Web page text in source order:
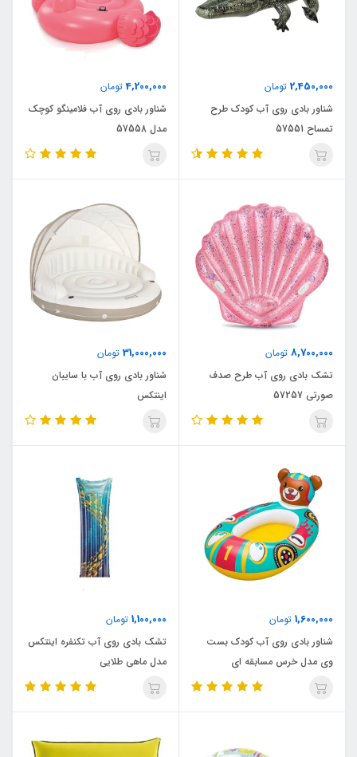
2,450,000 تومان
شناور بادی روی آب کودک طرح
تمساح 57551
4,200,000تومان
شناور بادی روی آب فلامینگو کوچک
مدل 57558
8,700,000 تومان
تشک بادی روی آب طرح صدف
صورتی 57257
31,000,000 تومان
شناور بادی روی آب با سایبان
اینتکس
1,600,000 تومان
شناور بادی روی آب کودک بست
وی مدل خرس مسابقه ای
1,100,000 تومان
تشک بادی روی آب تکنفره اینتکس
مدل ماهی طلایی